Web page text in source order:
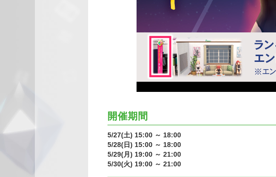
開催期間
5/27(土) 15:00 ～ 18:00
5/28(日) 15:00 ～ 18:00
5/29(月) 19:00 ～ 21:00
5/30(火) 19:00 ～ 21:00